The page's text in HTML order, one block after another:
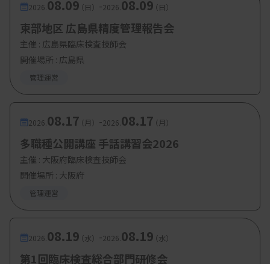
2026. 08.09（日） -2026. 08.09（日）
東部地区 広島県精度管理報告会
主催 : 広島県臨床検査技師会
開催場所 : 広島県
管理運営
2026. 08.17（月） -2026. 08.17（月）
多職種公開講座 手話講習会2026
主催 : 大阪府臨床検査技師会
開催場所 : 大阪府
管理運営
2026. 08.19（水） -2026. 08.19（水）
第1回臨床検査総合部門研修会